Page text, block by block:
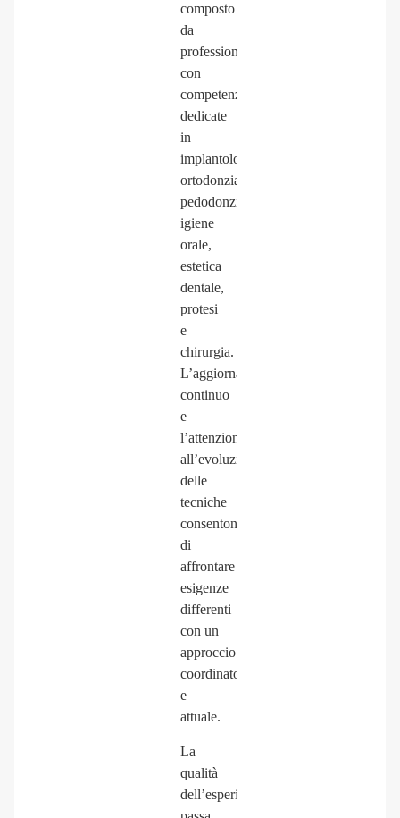
composto
da
professionisti
con
competenze
dedicate
in
implantologia,
ortodonzia,
pedodonzia,
igiene
orale,
estetica
dentale,
protesi
e
chirurgia.
L’aggiornamento
continuo
e
l’attenzione
all’evoluzione
delle
tecniche
consentono
di
affrontare
esigenze
differenti
con un
approccio
coordinato
e
attuale.
La
qualità
dell’esperienza